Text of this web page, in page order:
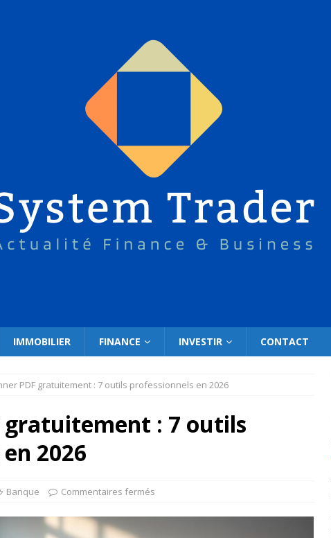
IMMOBILIER FINANCE INVESTIR CONTACT
PDF gratuitement : 7 outils professionnels en 2026
gratuitement : 7 outils
2026
Banque Commentaires fermés